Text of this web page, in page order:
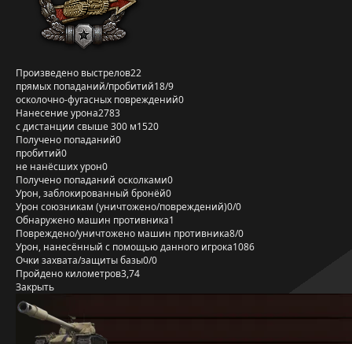
Произведено выстрелов22
прямых попаданий/пробитий18/9
осколочно-фугасных повреждений0
Нанесение урона2783
с дистанции свыше 300 м1520
Получено попаданий0
пробитий0
не нанёсших урон0
Получено попаданий осколками0
Урон, заблокированный бронёй0
Урон союзникам (уничтожено/повреждений)0/0
Обнаружено машин противника1
Повреждено/уничтожено машин противника8/0
Урон, нанесённый с помощью данного игрока1086
Очки захвата/защиты базы0/0
Пройдено километров3,74
Закрыть